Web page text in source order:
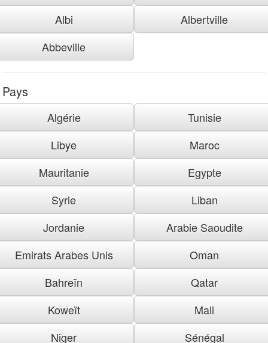
Albi
Albertville
Abbeville
Pays
Algérie
Tunisie
Libye
Maroc
Mauritanie
Egypte
Syrie
Liban
Jordanie
Arabie Saoudite
Emirats Arabes Unis
Oman
Bahreïn
Qatar
Koweït
Mali
Niger
Sénégal